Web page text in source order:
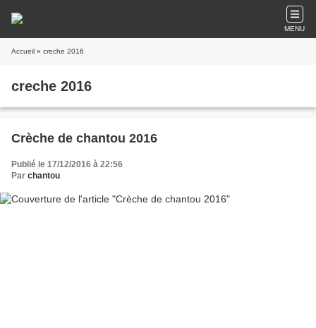
MENU
Accueil » creche 2016
creche 2016
Crèche de chantou 2016
Publié le 17/12/2016 à 22:56
Par chantou